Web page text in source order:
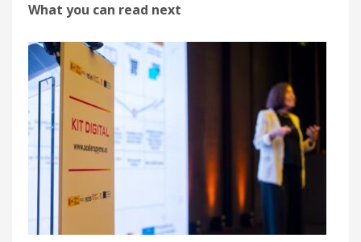
Article
Kit
Digital:
Ayudas
a
digitalización
Pymes
Autónomos
What you can read next